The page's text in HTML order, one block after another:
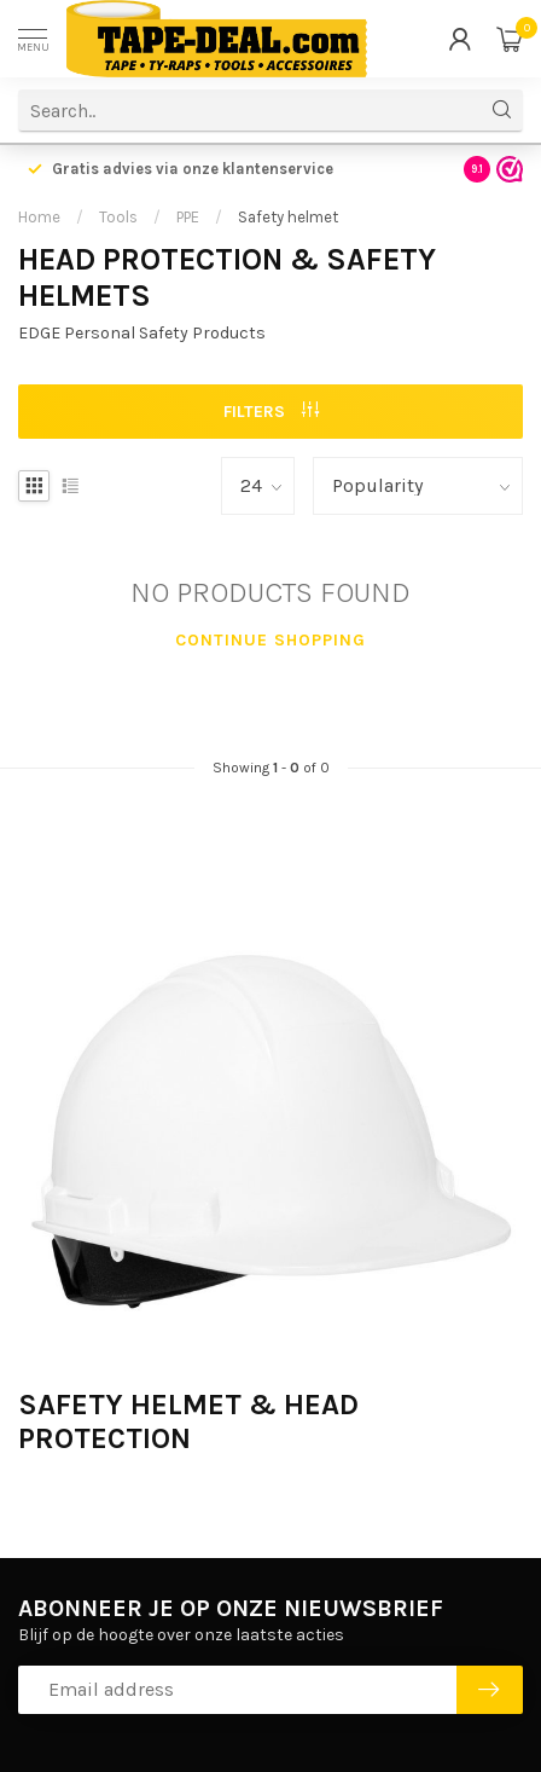
MENU
0
Gratis advies via onze klantenservice 9.1
Home / Tools / PPE / Safety helmet
HEAD PROTECTION & SAFETY
HELMETS
EDGE Personal Safety Products
FILTERS
NO PRODUCTS FOUND
CONTINUE SHOPPING
Showing 1- 0 of 0
SAFETY HELMET & HEAD
PROTECTION
ABONNEER JE OP ONZE NIEUWSBRIEF
Blijf op de hoogte over onze laatste acties